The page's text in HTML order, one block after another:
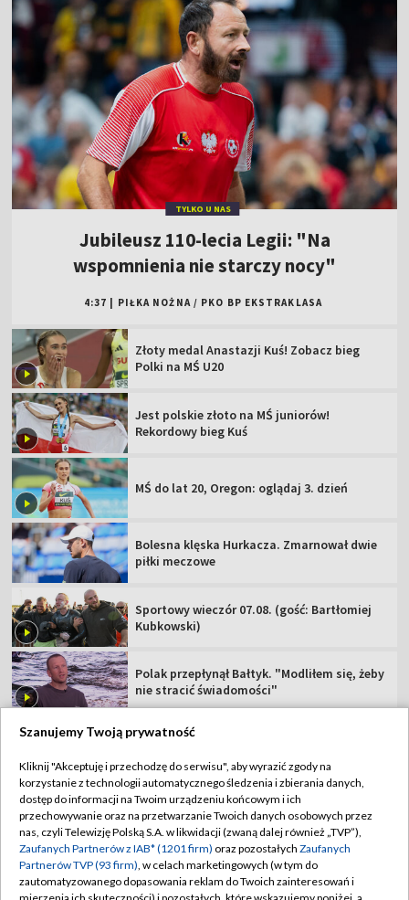
TYLKO U NAS
Jubileusz 110-lecia Legii: "Na
wspomnienia nie starczy nocy"
4:37 | PIŁKA NOŻNA / PKO BP EKSTRAKLASA
Złoty medal Anastazji Kuś! Zobacz bieg
Polki na MŚ U20
Jest polskie złoto na MŚ juniorów!
Rekordowy bieg Kuś
MŚ do lat 20, Oregon: oglądaj 3. dzień
Bolesna klęska Hurkacza. Zmarnował dwie
piłki meczowe
Sportowy wieczór 07.08. (gość: Bartłomiej
Kubkowski)
Polak przepłynął Bałtyk. "Modliłem się, żeby
nie stracić świadomości"
TVP
Abonament TVP
Sklep TVP
Biuro Reklamy
Regulamin TVP
Polityka prywatności
Moje zgody
Szanujemy Twoją prywatność
Kliknij "Akceptuję i przechodzę do serwisu", aby wyrazić zgody na
korzystanie z technologii automatycznego śledzenia i zbierania danych,
dostęp do informacji na Twoim urządzeniu końcowym i ich
przechowywanie oraz na przetwarzanie Twoich danych osobowych przez
nas, czyli Telewizję Polską S.A. w likwidacji (zwaną dalej również „TVP”),
Zaufanych Partnerów z IAB* (1201 firm) oraz pozostałych Zaufanych
Partnerów TVP (93 firm), w celach marketingowych (w tym do
zautomatyzowanego dopasowania reklam do Twoich zainteresowań i